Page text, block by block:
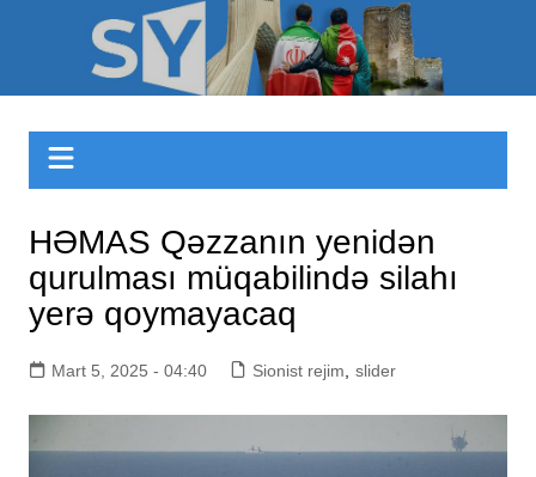
Sizinyol.org
HƏMAS Qəzzanın yenidən
qurulması müqabilində silahı
yerə qoymayacaq
Mart 5, 2025 - 04:40 Sionist rejim slider